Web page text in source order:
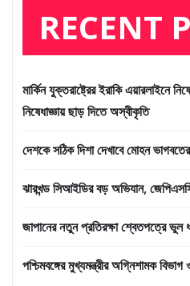
RECENT
মার্কিন যুক্তরাষ্ট্রের ইরাকি এয়ারলাইনে
নিষেধাজ্ঞায় ছাড় দিতে অস্বীকৃতি
দেশকে সঠিক দিশা দেখাবে মোহন
ঝারখন্ড সিআইডির বড় অভিযান,
জাপানের নতুন প্রতিরক্ষা শ্বেতপত্রে ভুল
পশ্চিমবঙ্গের মুখ্যমন্ত্রীর অগ্নিশামক